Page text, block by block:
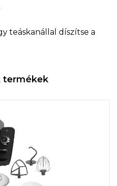
teáskanállal díszítse a
termékek